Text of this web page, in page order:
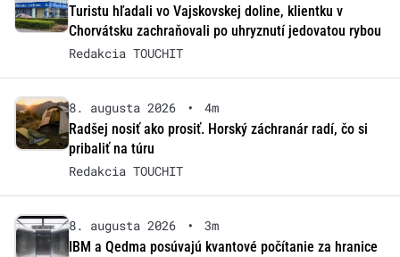
Turistu hľadali vo Vajskovskej doline, klientku v
Chorvátsku zachraňovali po uhryznutí jedovatou rybou
Redakcia TOUCHIT
8. augusta 2026 •
4m
Radšej nosiť ako prosiť. Horský záchranár radí, čo si
pribaliť na túru
Redakcia TOUCHIT
8. augusta 2026 •
3m
IBM a Qedma posúvajú kvantové počítanie za hranice